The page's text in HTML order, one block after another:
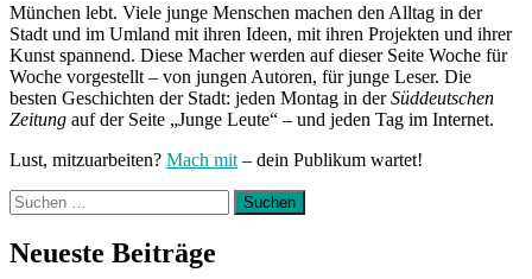
München lebt. Viele junge Menschen machen den Alltag in der
Stadt und im Umland mit ihren Ideen, mit ihren Projekten und ihrer
Kunst spannend. Diese Macher werden auf dieser Seite Woche für
Woche vorgestellt – von jungen Autoren, für junge Leser. Die
besten Geschichten der Stadt: jeden Montag in derSüddeutschen
Zeitung auf der Seite „Junge Leute“ – und jeden Tag im Internet.
Lust, mitzuarbeiten? Mach mit – dein Publikum wartet!
Suchen
nach:
Neueste Beiträge